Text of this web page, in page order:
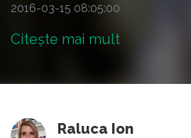
2016-03-15 08:05:00
Citește mai mult
Raluca Ion